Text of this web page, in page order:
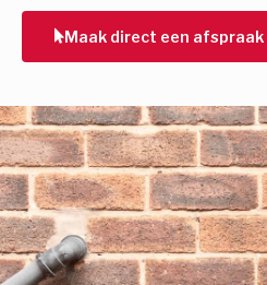
Maak direct een afspraak